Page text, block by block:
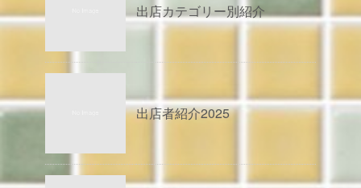
出店カテゴリー別紹介
出店者紹介2025